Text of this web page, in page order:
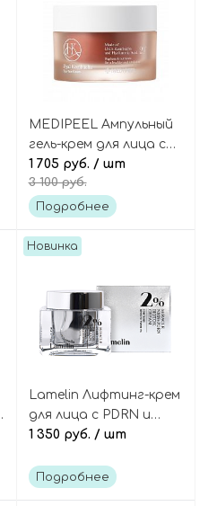
MEDIPEEL Ампульный
гель-крем для лица с
чаем комбуча
(двухфазный) Hyal
Kombucha Tea-Tox
1 705 руб. / шт
3 100 руб.
Подробнее
Новинка
Lamelin Лифтинг-крем
для лица с PDRN и
ниацинамидом,
Biotox Cream
1 350 руб. / шт
Подробнее